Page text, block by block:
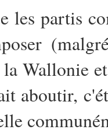
les partis
Wallonie
aboutir,